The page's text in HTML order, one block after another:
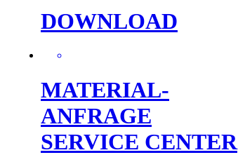
DOWNLOAD
MATERIAL-
ANFRAGE
SERVICE CENTER